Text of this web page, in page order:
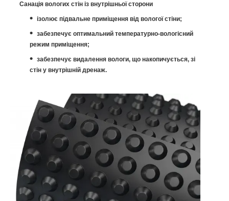
Санація вологих стін із внутрішньої сторони
ізолює підвальне приміщення від вологої стіни;
забезпечує оптимальний температурно-вологісний
режим приміщення;
забезпечує видалення вологи, що накопичується, зі
стін у внутрішній дренаж.